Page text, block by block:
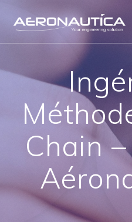
Chain